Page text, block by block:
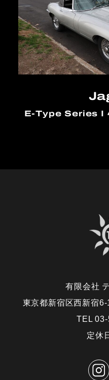
E-Type Series I
有限会社
東京都新宿区西新宿
TEL
定休